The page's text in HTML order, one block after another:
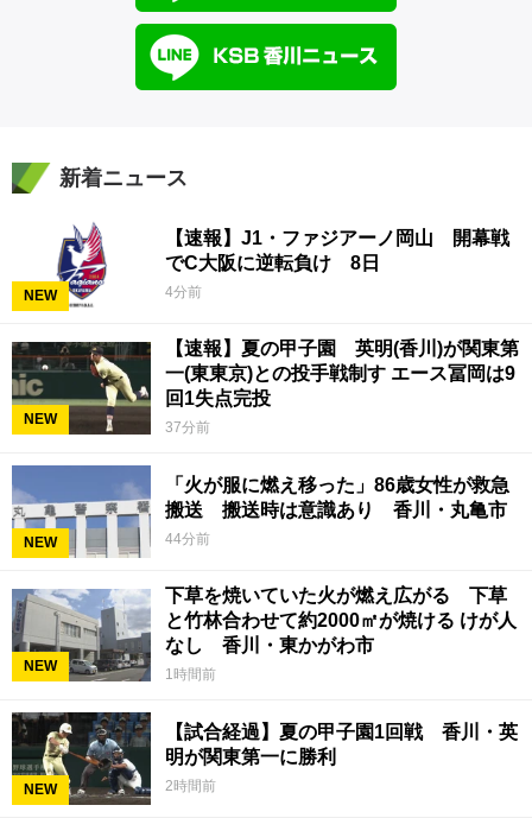
新着ニュース
NEW
【速報】J1・ファジアーノ岡山 開幕戦
でC大阪に逆転負け 8日
4分前
NEW
【速報】夏の甲子園 英明(香川)が関東第
一(東東京)との投手戦制す エース冨岡は9
回1失点完投
37分前
NEW
「火が服に燃え移った」86歳女性が救急
搬送 搬送時は意識あり 香川・丸亀市
44分前
NEW
下草を焼いていた火が燃え広がる 下草
と竹林合わせて約2000㎡が焼ける けが人
なし 香川・東かがわ市
1時間前
NEW
【試合経過】夏の甲子園1回戦 香川・英
明が関東第一に勝利
2時間前